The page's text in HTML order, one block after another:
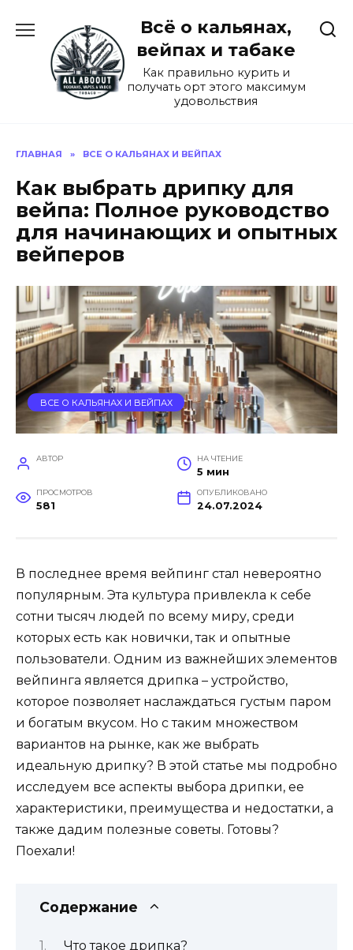
содержанию
Всё о кальянах,
вейпах и табаке
Как правильно курить и
получать орт этого максимум
удовольствия
ГЛАВНАЯ » ВСЕ О КАЛЬЯНАХ И ВЕЙПАХ
Как выбрать дрипку для
вейпа: Полное руководство
для начинающих и опытных
вейперов
ВСЕ О КАЛЬЯНАХ И ВЕЙПАХ
АВТОР НА ЧТЕНИЕ
5 мин
ПРОСМОТРОВ
581
ОПУБЛИКОВАНО
24.07.2024
В последнее время вейпинг стал невероятно
популярным. Эта культура привлекла к себе
сотни тысяч людей по всему миру, среди
которых есть как новички, так и опытные
пользователи. Одним из важнейших элементов
вейпинга является дрипка – устройство,
которое позволяет наслаждаться густым паром
и богатым вкусом. Но с таким множеством
вариантов на рынке, как же выбрать
идеальную дрипку? В этой статье мы подробно
исследуем все аспекты выбора дрипки, ее
характеристики, преимущества и недостатки, а
также дадим полезные советы. Готовы?
Поехали!
Содержание
Что такое дрипка?